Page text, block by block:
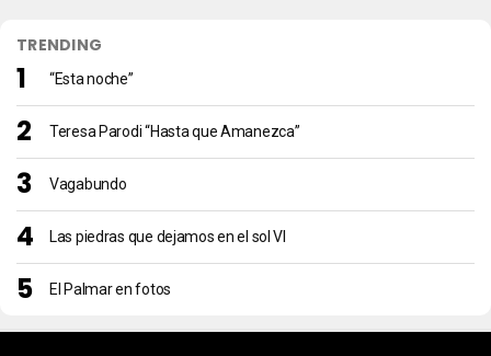
TRENDING
“Esta noche”
Teresa Parodi “Hasta que Amanezca”
Vagabundo
Las piedras que dejamos en el sol VI
El Palmar en fotos